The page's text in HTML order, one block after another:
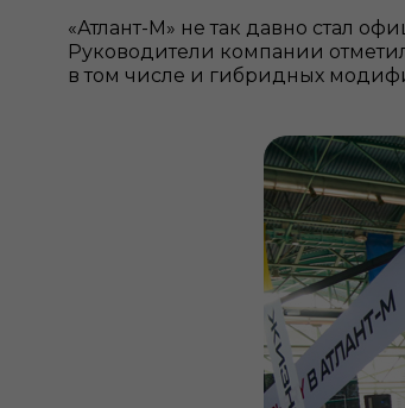
«Атлант-М» не так давно стал
Руководители компании
в том числе и гибридных